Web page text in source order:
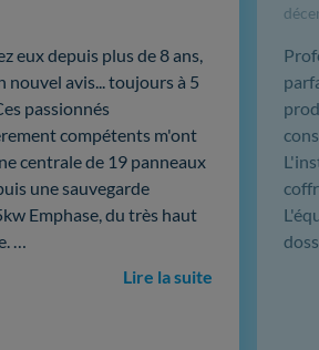
eux depuis plus de 8 ans,
nouvel avis... toujours à 5
passionnés
compétents m'ont
centrale de 19 panneaux
une sauvegarde
Emphase, du très haut
…
Lire la suite